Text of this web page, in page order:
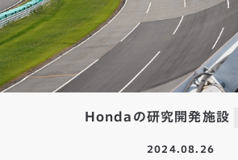
Hondaの研究開発施設
2024.08.26